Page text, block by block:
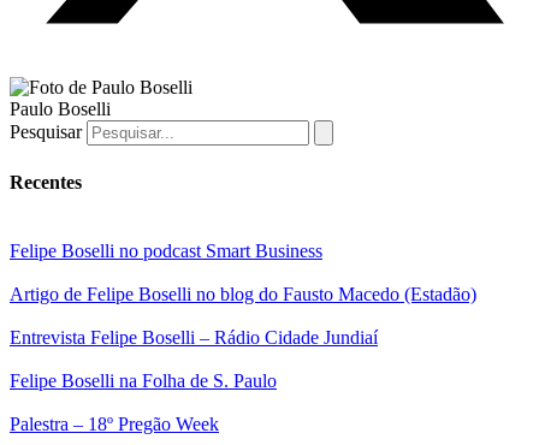
Paulo Boselli
Pesquisar
Recentes
Felipe Boselli no podcast Smart Business
Artigo de Felipe Boselli no blog do Fausto Macedo (Estadão)
Entrevista Felipe Boselli – Rádio Cidade Jundiaí
Felipe Boselli na Folha de S. Paulo
Palestra – 18º Pregão Week